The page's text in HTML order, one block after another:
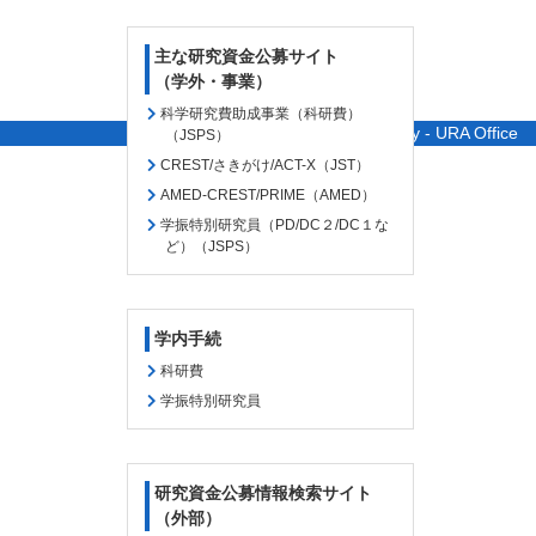
主な研究資金公募サイト
（学外・事業）
科学研究費助成事業（科研費）
（JSPS）
CREST/さきがけ/ACT-X（JST）
AMED-CREST/PRIME（AMED）
学振特別研究員（PD/DC２/DC１な
ど）（JSPS）
学内手続
科研費
学振特別研究員
研究資金公募情報検索サイト
（外部）
© Saitama University - URA Office